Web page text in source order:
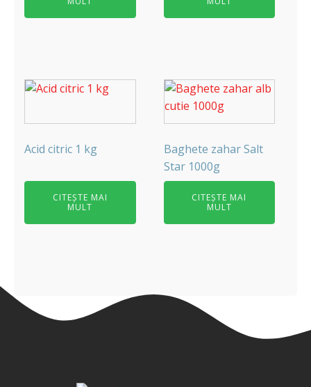
Acid citric 1 kg
CITEȘTE MAI
MULT
Baghete zahar Salt
Star 1000g
CITEȘTE MAI
MULT